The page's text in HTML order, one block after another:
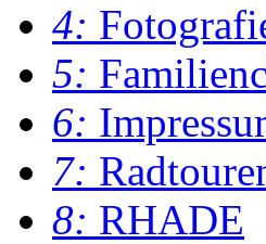
4:
5:
6:
7:
8: RHADE